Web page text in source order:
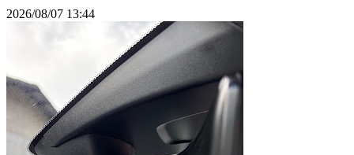
2026/08/07 13:44